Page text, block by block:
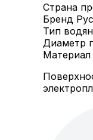
Страна
Бренд
Тип
Диаметр
Материал